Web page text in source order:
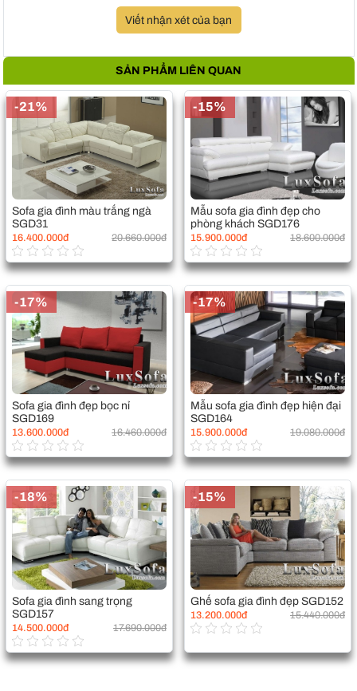
Viết nhận xét của bạn
SẢN PHẨM LIÊN QUAN
Sofa gia đình màu trắng ngà
SGD31
16.400.000đ 20.660.000đ
-21%
Mẫu sofa gia đình đẹp cho
phòng khách SGD176
15.900.000đ 18.600.000đ
-15%
Sofa gia đình đẹp bọc nỉ
SGD169
13.600.000đ 16.460.000đ
-17%
Mẫu sofa gia đình đẹp hiện đại
SGD164
15.900.000đ 19.080.000đ
-17%
Sofa gia đình sang trọng
SGD157
14.500.000đ 17.690.000đ
-18%
Ghế sofa gia đình đẹp SGD152
13.200.000đ 15.440.000đ
-15%